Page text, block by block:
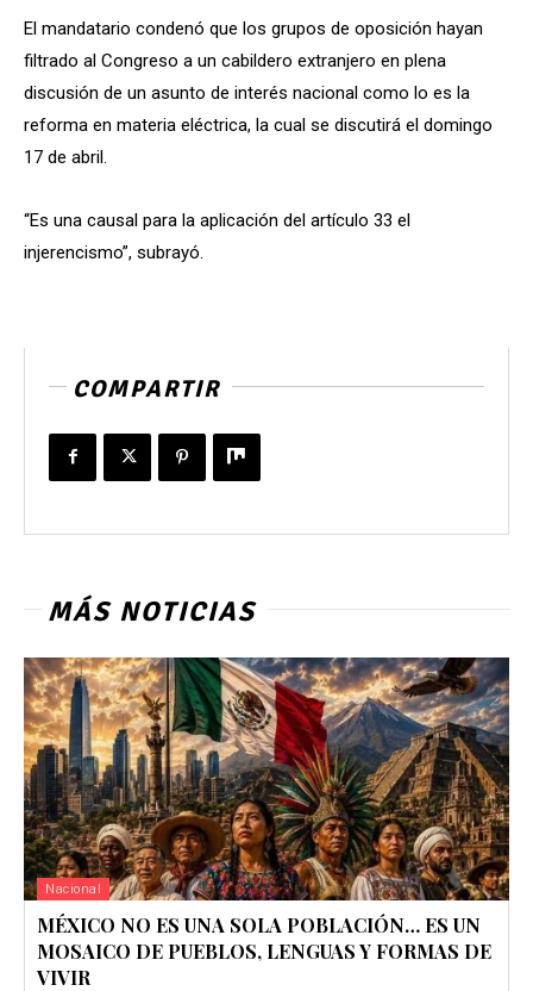
El mandatario condenó que los grupos de oposición hayan
filtrado al Congreso a un cabildero extranjero en plena
discusión de un asunto de interés nacional como lo es la
reforma en materia eléctrica, la cual se discutirá el domingo
17 de abril.
“Es una causal para la aplicación del artículo 33 el
injerencismo”, subrayó.
COMPARTIR
MÁS NOTICIAS
Nacional
MÉXICO NO ES UNA SOLA POBLACIÓN… ES UN
MOSAICO DE PUEBLOS, LENGUAS Y FORMAS DE
VIVIR